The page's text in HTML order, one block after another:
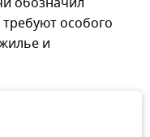
особого
и